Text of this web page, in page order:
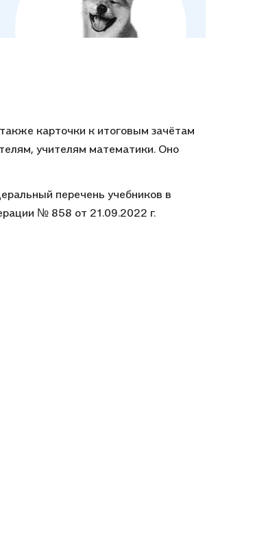
карточки к итоговым зачётам
учителям математики. Оно
перечень учебников в
№ 858 от 21.09.2022 г.